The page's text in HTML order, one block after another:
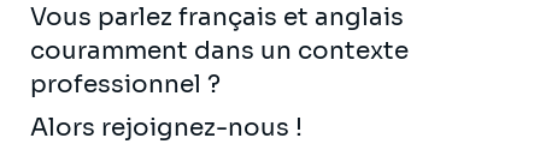
Vous parlez français et anglais
couramment dans un contexte
professionnel ?
Alors rejoignez-nous !